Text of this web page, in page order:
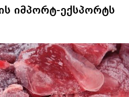
იმპორტ-ექსპორტს